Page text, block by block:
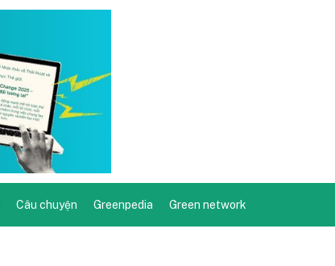
Câu chuyện Greenpedia Green network